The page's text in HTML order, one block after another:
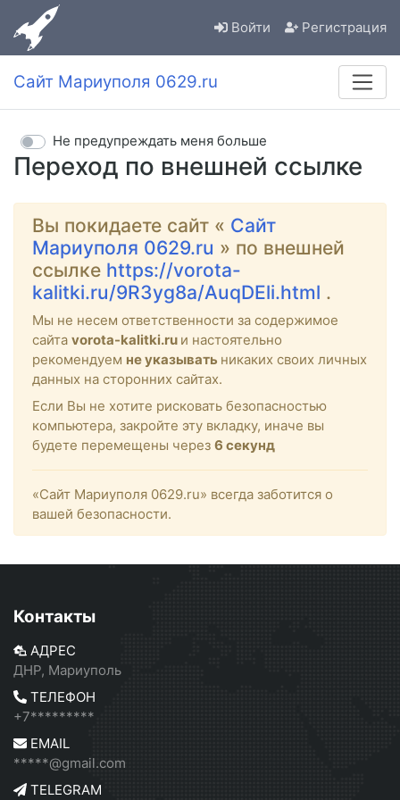
Войти Регистрация
Сайт Мариуполя 0629.ru
Переход по внешней ссылке
Не предупреждать меня больше
Вы покидаете сайт « Сайт
Мариуполя 0629.ru » по внешней
ссылке https://vorota-
kalitki.ru/9R3yg8a/AuqDEli.html .
Мы не несем ответственности за содержимое
сайта vorota-kalitki.ru и настоятельно
рекомендуем не указывать никаких своих личных
данных на сторонних сайтах.
Если Вы не хотите рисковать безопасностью
компьютера, закройте эту вкладку, иначе вы
будете перемещены через 6 секунд
«Сайт Мариуполя 0629.ru» всегда заботится о
вашей безопасности.
Контакты
АДРЕС
ДНР, Мариуполь
ТЕЛЕФОН
+7*********
EMAIL
*****@gmail.com
TELEGRAM